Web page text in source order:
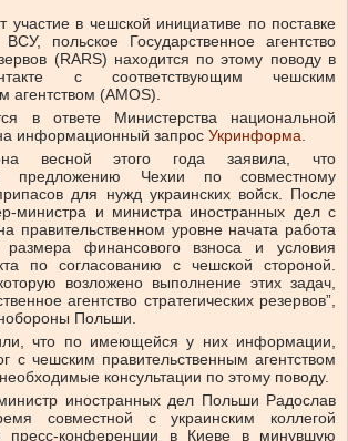
в чешской инициативе по поставке
польское Государственное агентство
(RARS) находится по этому поводу в
с соответствующим чешским
агентством (AMOS).
в ответе Министерства национальной
информационный запрос Укринформа.
весной этого года заявила, что
предложению Чехии по совместному
для нужд украинских войск. После
министра и министра иностранных дел с
правительственном уровне начата работа
финансового взноса и условия
по согласованию с чешской стороной.
возложено выполнение этих задач,
агентство стратегических резервов”,
Польши.
что по имеющейся у них информации,
с чешским правительственным агентством
консультации по этому поводу.
иностранных дел Польши Радослав
совместной с украинским коллегой
пресс-конференции в Киеве в минувшую